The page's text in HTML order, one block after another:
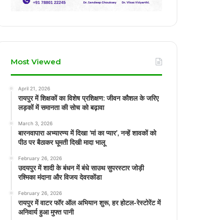
Most Viewed
April 21, 2026
रायपुर में शिक्षकों का विशेष प्रशिक्षण: जीवन कौशल के जरिए
लड़कों में समानता की सोच को बढ़ावा
March 3, 2026
बारनवापारा अभ्यारण्य में दिखा ‘मां का प्यार’, नन्हें शावकों को
पीठ पर बैठाकर घूमती दिखी मादा भालू
February 26, 2026
उदयपुर में शादी के बंधन में बंधे साउथ सुपरस्टार जोड़ी
रश्मिका मंदाना और विजय देवरकोंडा
February 26, 2026
रायपुर में वाटर फॉर ऑल अभियान शुरू, हर होटल-रेस्टोरेंट में
अनिवार्य हुआ मुफ्त पानी